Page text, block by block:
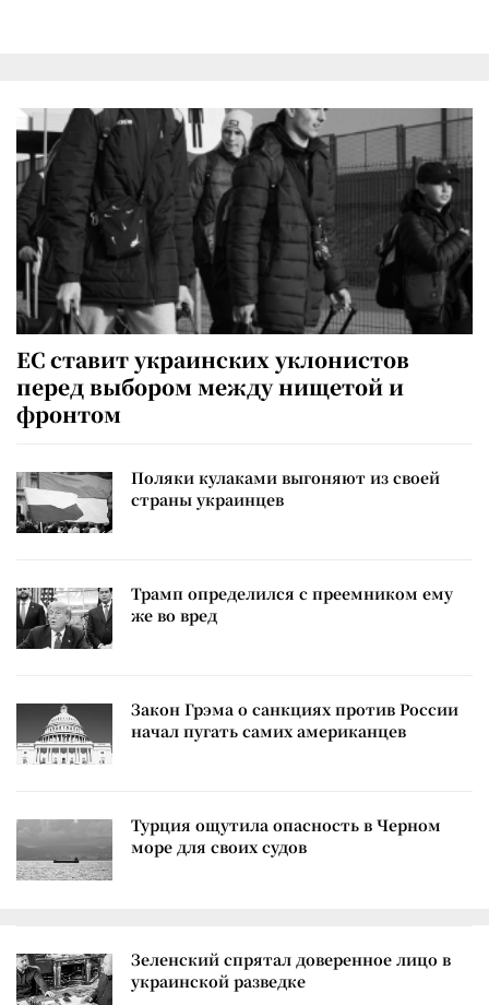
ЕС ставит украинских уклонистов
перед выбором между нищетой и
фронтом
Поляки кулаками выгоняют из своей
страны украинцев
Трамп определился с преемником ему
же во вред
Закон Грэма о санкциях против России
начал пугать самих американцев
Турция ощутила опасность в Черном
море для своих судов
Зеленский спрятал доверенное лицо в
украинской разведке